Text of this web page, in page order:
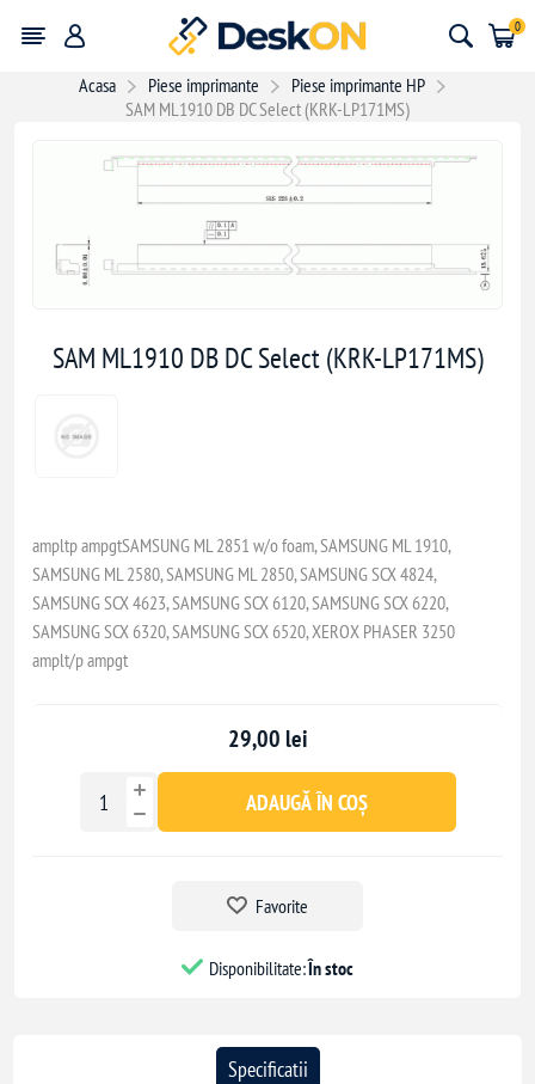
0
Acasa Piese imprimante
Piese imprimante HP
SAM ML1910 DB DC Select (KRK-LP171MS)
SAM ML1910 DB DC Select (KRK-LP171MS)
ampltp ampgtSAMSUNG ML 2851 w/o foam, SAMSUNG ML 1910,
SAMSUNG ML 2580, SAMSUNG ML 2850, SAMSUNG SCX 4824,
SAMSUNG SCX 4623, SAMSUNG SCX 6120, SAMSUNG SCX 6220,
SAMSUNG SCX 6320, SAMSUNG SCX 6520, XEROX PHASER 3250
amplt/p ampgt
29,00 lei
ADAUGĂ ÎN COȘ
Favorite
Disponibilitate:În stoc
Specificatii